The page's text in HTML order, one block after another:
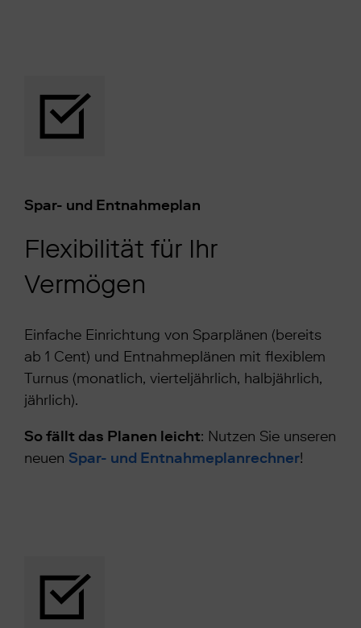
Spar- und Entnahmeplan
Flexibilität für Ihr
Vermögen
Einfache Einrichtung von Sparplänen (bereits
ab 1 Cent) und Entnahmeplänen mit flexiblem
Turnus (monatlich, vierteljährlich, halbjährlich,
jährlich).
So fällt das Planen leicht: Nutzen Sie unseren
neuen Spar- und Entnahmeplanrechner!